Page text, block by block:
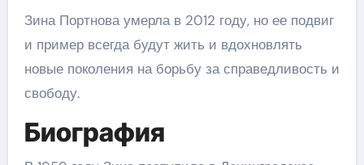
Зина Портнова умерла в 2012 году, но ее подвиг
и пример всегда будут жить и вдохновлять
новые поколения на борьбу за справедливость и
свободу.
Биография